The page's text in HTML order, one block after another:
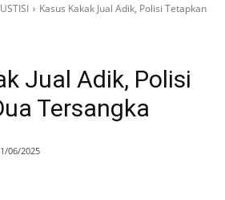
Kasus Kakak Jual Adik, Polisi Tetapkan
Jual Adik, Polisi
Tersangka
06/2025